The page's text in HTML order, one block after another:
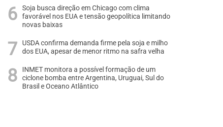
Soja busca direção em Chicago com clima
favorável nos EUA e tensão geopolítica limitando
novas baixas
USDA confirma demanda firme pela soja e milho
dos EUA, apesar de menor ritmo na safra velha
INMET monitora a possível formação de um
ciclone bomba entre Argentina, Uruguai, Sul do
Brasil e Oceano Atlântico